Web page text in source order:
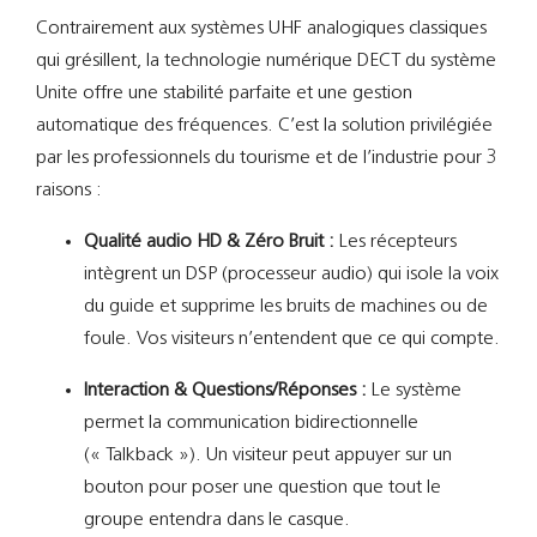
Contrairement aux systèmes UHF analogiques classiques
qui grésillent, la technologie numérique DECT du système
Unite offre une stabilité parfaite et une gestion
automatique des fréquences. C’est la solution privilégiée
par les professionnels du tourisme et de l’industrie pour 3
raisons :
Qualité audio HD & Zéro Bruit : Les récepteurs
intègrent un DSP (processeur audio) qui isole la voix
du guide et supprime les bruits de machines ou de
foule. Vos visiteurs n’entendent que ce qui compte.
Interaction & Questions/Réponses : Le système
permet la communication bidirectionnelle
(« Talkback »). Un visiteur peut appuyer sur un
bouton pour poser une question que tout le
groupe entendra dans le casque.